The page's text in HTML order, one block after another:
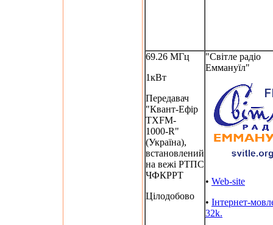
69.26 МГц
1кВт
Передавач
"Квант-Ефір
TXFM-
1000-R"
(Україна),
встановлений
на вежі РТПС
ЧФКРРТ
Цілодобово
"Світле радіо
Еммануїл"
• Web-site
• Інтернет-
32k.